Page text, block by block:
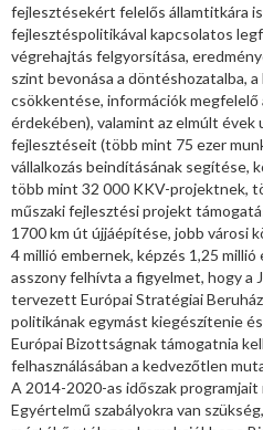
fejlesztésekért felelős államtitkára
fejlesztéspolitikával kapcsolatos
végrehajtás felgyorsítása,
szint bevonása a döntéshozatalba,
csökkentése, információk megfelelő
érdekében), valamint az elmúlt
fejlesztéseit (több mint 75 ezer
vállalkozás beindításának segítése,
több mint 32 000 KKV-projektnek,
műszaki fejlesztési projekt
1700 km út újjáépítése, jobb városi
4 millió embernek, képzés 1,25
asszony felhívta a figyelmet, hogy
tervezett Európai Stratégiai
politikának egymást kiegészítenie
Európai Bizottságnak támogatnia
felhasználásában a kedvezőtlen
A 2014-2020-as időszak
Egyértelmű szabályokra van